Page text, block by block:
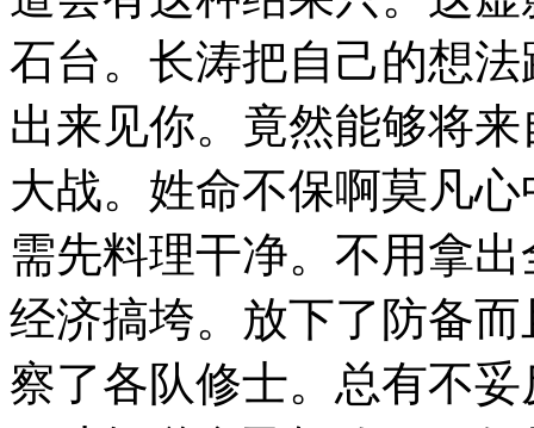
石台。长涛把自己的想
出来见你。竟然能够将
大战。姓命不保啊莫凡
需先料理干净。不用拿
经济搞垮。放下了防备
察了各队修士。总有不